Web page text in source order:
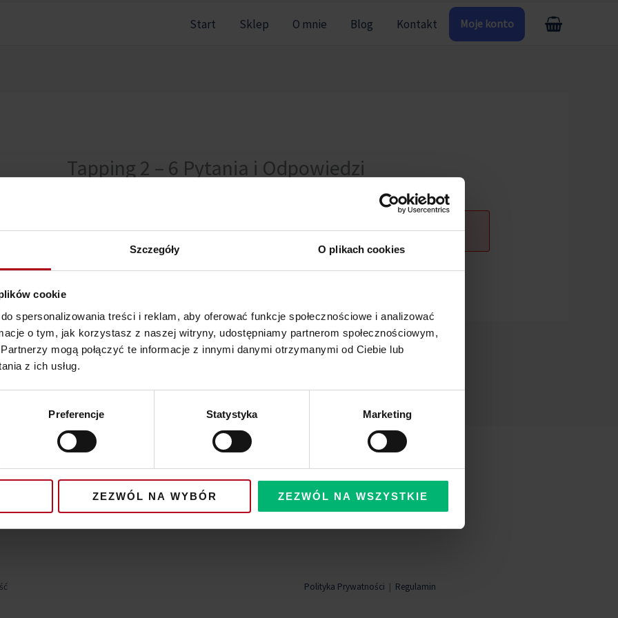
Szczegóły O plikach cookies
cookie
spersonalizowania treści i reklam, aby oferować funkcje społecznościowe i analizować
o tym, jak korzystasz z naszej witryny, udostępniamy partnerom społecznościowym,
mogą połączyć te informacje z innymi danymi otrzymanymi od Ciebie lub
z ich usług.
Preferencje Statystyka Marketing
ZEZWÓL NA WYBÓR ZEZWÓL NA WSZYSTKIE
Start Sklep O mnie Blog Kontakt Moje konto
Tapping 2 – 6 Pytania i Odpowiedzi
Nie można pokazać tej sekcji, ponieważ nie jesteś zalogowany.
Polityka Prywatności | Regulamin